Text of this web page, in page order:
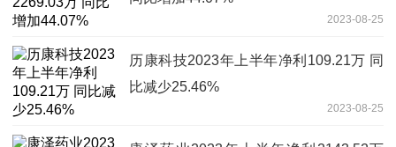
2023-08-25
历康科技2023年上半年净利109.21万 同
比减少25.46%
2023-08-25